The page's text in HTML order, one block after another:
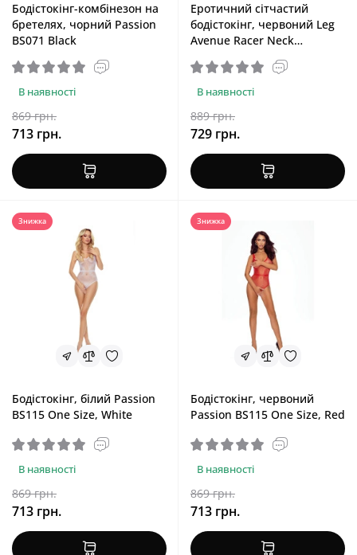
Бодістокінг-комбінезон на
бретелях, чорний Passion
BS071 Black
В наявності
869 грн.
713 грн.
Еротичний сітчастий
бодістокінг, червоний Leg
Avenue Racer Neck
Bodystocking Red
В наявності
889 грн.
729 грн.
Знижка
Бодістокінг, білий Passion
BS115 One Size, White
В наявності
869 грн.
713 грн.
Знижка
Бодістокінг, червоний
Passion BS115 One Size, Red
В наявності
869 грн.
713 грн.